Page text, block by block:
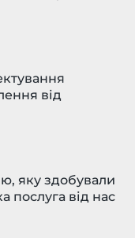
від
яку здобували
послуга від нас